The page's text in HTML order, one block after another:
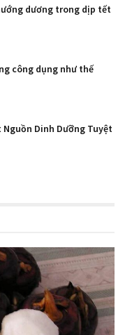
dương trong dịp tết
công dụng như thế
Dinh Dưỡng Tuyệt